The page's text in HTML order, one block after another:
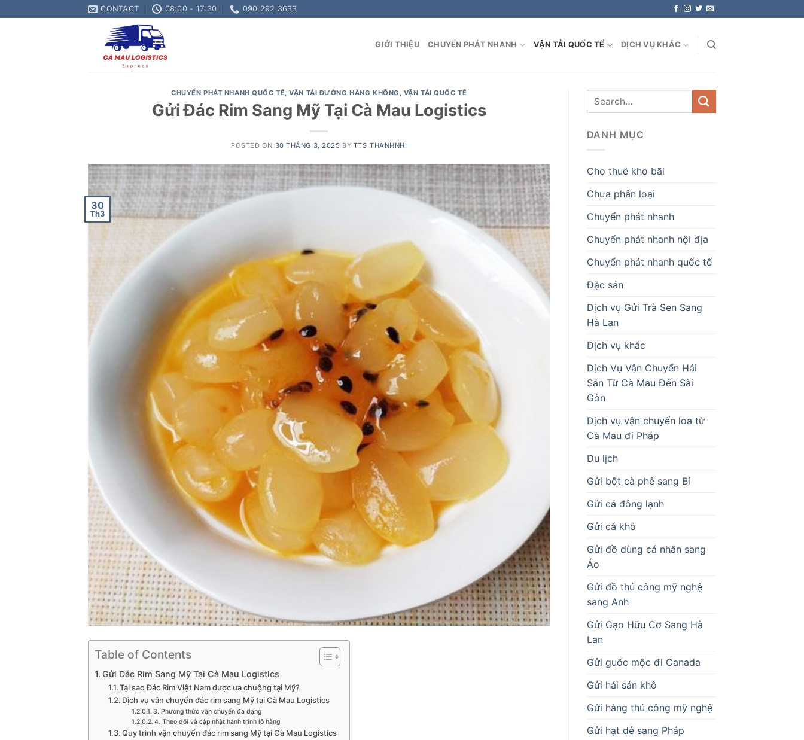
to
CONTACT 08:00 - 17:30 090 292 3633
GIỚI THIỆU CHUYỂN PHÁT NHANH VẬN TẢI QUỐC TẾ DỊCH VỤ KHÁC
CHUYỂN PHÁT NHANH QUỐC TẾ,VẬN TẢI ĐƯỜNG HÀNG KHÔNG , VẬN TẢI QUỐC TẾ
Gửi Đác Rim Sang Mỹ Tại Cà Mau Logistics
POSTED ON 30 THÁNG 3, 2025 BY TTS_THANHNHI
30
Th3
Table of Contents
Gửi Đác Rim Sang Mỹ Tại Cà Mau Logistics
Tại sao Đác Rim Việt Nam được ưa chuộng tại Mỹ?
Dịch vụ vận chuyển đác rim sang Mỹ tại Cà Mau Logistics
3. Phương thức vận chuyển đa dạng
4. Theo dõi và cập nhật hành trình lô hàng
Quy trình vận chuyển đác rim sang Mỹ tại Cà Mau Logistics
DANH MỤC
Cho thuê kho bãi
Chưa phân loại
Chuyển phát nhanh
Chuyển phát nhanh nội địa
Chuyển phát nhanh quốc tế
Đặc sản
Dịch vụ Gửi Trà Sen Sang
Hà Lan
Dịch vụ khác
Dịch Vụ Vận Chuyển Hải
Sản Từ Cà Mau Đến Sài
Gòn
Dịch vụ vận chuyển loa từ
Cà Mau đi Pháp
Du lịch
Gửi bột cà phê sang Bỉ
Gửi cá đông lạnh
Gửi cá khô
Gửi đồ dùng cá nhân sang
Áo
Gửi đồ thủ công mỹ nghệ
sang Anh
Gửi Gạo Hữu Cơ Sang Hà
Lan
Gửi guốc mộc đi Canada
Gửi hải sản khô
Gửi hàng thủ công mỹ nghệ
Gửi hạt dẻ sang Pháp